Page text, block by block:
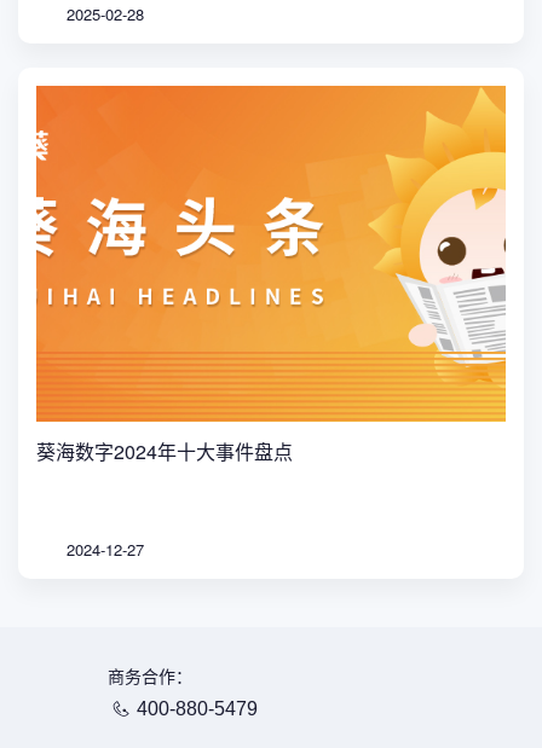
2025-02-28
葵海数字2024年十大事件盘点
2024-12-27
商务合作：
400-880-5479